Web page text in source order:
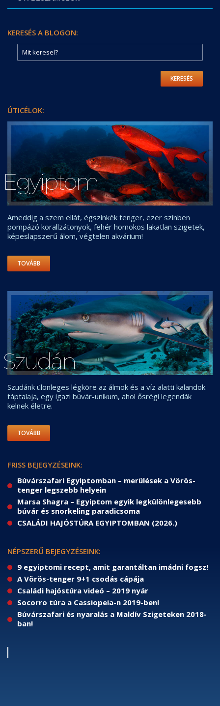
KERESÉS A BLOGON:
KERESÉS
ÚTICÉLOK:
Egyiptom
Ameddig a szem ellát, égszínkék tenger, ezer színben
pompázó korallzátonyok, fehér homokos lakatlan szigetek,
képeslapszerű álom, végtelen akvárium!
TOVÁBB
Szudán
Szudánk ülönleges légköre az álmok és a víz alatti kalandok
táptalaja, egy igazi búvár-unikum, ahol ősrégi legendák
kelnek életre.
TOVÁBB
FRISS BEJEGYZÉSEINK:
Búvárszafari Egyiptomban – merülések a Vörös-
tenger legszebb helyein
Marsa Shagra – Egyiptom egyik legkülönlegesebb
búvár és snorkeling paradicsoma
CSALÁDI HAJÓSTÚRA EGYIPTOMBAN (2026.)
NÉPSZERŰ BEJEGYZÉSEINK:
9 egyiptomi recept, amit garantáltan imádni fogsz!
A Vörös-tenger 9+1 csodás cápája
Családi hajóstúra videó – 2019 nyár
Socorro túra a Cassiopeia-n 2019-ben!
Búvárszafari és nyaralás a Maldív Szigeteken 2018-
ban!